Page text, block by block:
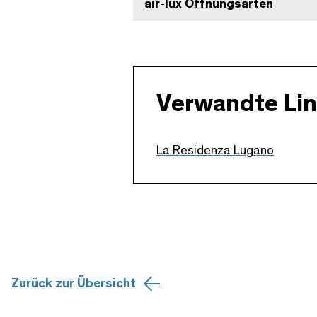
air-lux Öffnungsarten
Verwandte
La Residenza Lugano
Zurück zur Übersicht